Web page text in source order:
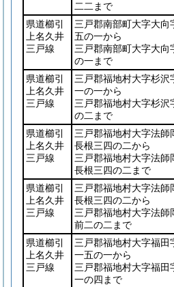
二二まで
県道櫛引
上名久井
三戸線
三戸郡南部町大字大向
五の一から
三戸郡南部町大字大向
の一まで
県道櫛引
上名久井
三戸線
三戸郡福地村大字杉沢
一の一から
三戸郡福地村大字杉沢
の二まで
県道櫛引
上名久井
三戸線
三戸郡福地村大字法師
長根三四の二から
三戸郡福地村大字法師
長根三四の二まで
県道櫛引
上名久井
三戸線
三戸郡福地村大字法師
長根三四の二から
三戸郡福地村大字法師
前二の二まで
県道櫛引
上名久井
三戸線
三戸郡福地村大字福田
一五の一から
三戸郡福地村大字福田
一の四まで